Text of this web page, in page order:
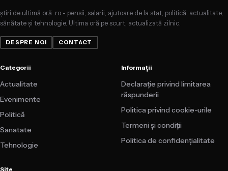
știri de ultimă oră .ro - pensii, salarii, ajutoare de la stat, politică, actualitate,
sănătate și tehnologie. Ultima oră pe scurt, actualizată zilnic.
DESPRE NOI CONTACT
Categorii
Actualitate
Evenimente
Politică
Sanatate
Tehnologie
Informații
Declarație privind limitarea
răspunderii
Politica privind cookie-urile
Termeni și condiții
Politica de confidențialitate
Site